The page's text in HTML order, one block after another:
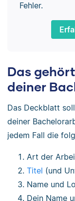
Fehler.
Das
deiner
Das Deckblatt
deiner
jedem Fall die
Art der
Titel (und
Name und
Dein Name